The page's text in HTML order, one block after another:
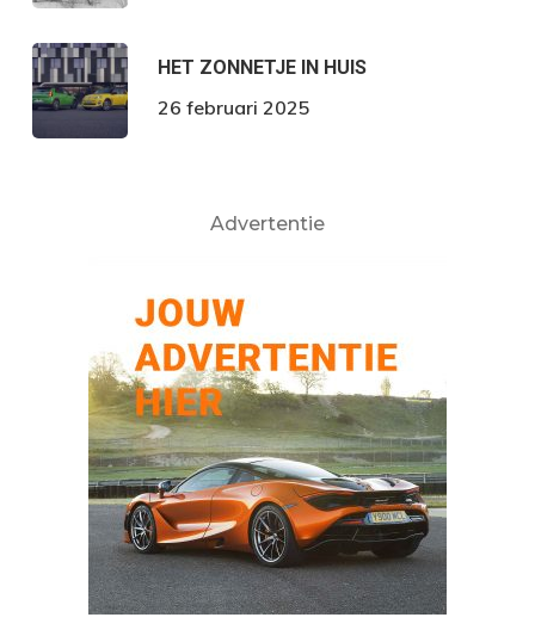
HET ZONNETJE IN HUIS
26 februari 2025
Advertentie